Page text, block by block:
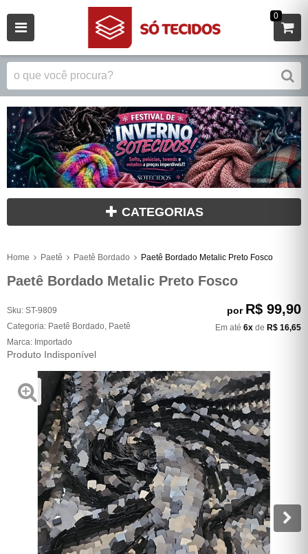
0
CATEGORIAS
Home Paetê Paetê Bordado Paetê Bordado Metalic Preto Fosco
Paetê Bordado Metalic Preto Fosco
Sku: ST-9809
Categoria: Paetê Bordado Paetê
Marca: Importado
Produto Indisponível
por R$ 99,90
Em até 6x de R$ 16,65